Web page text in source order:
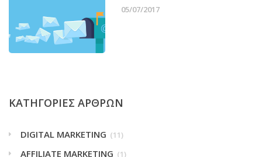
05/07/2017
ΚΑΤΗΓΟΡΙΕΣ ΑΡΘΡΩΝ
DIGITAL MARKETING (11)
AFFILIATE MARKETING (1)